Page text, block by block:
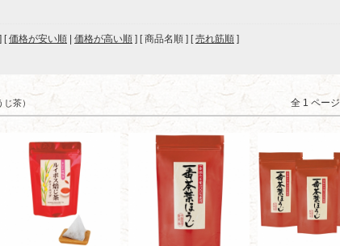
] [価格が安い順 価格が高い順 ] [ 商品名順 ] [売れ筋順 ]
全 1 ペー
じ茶）